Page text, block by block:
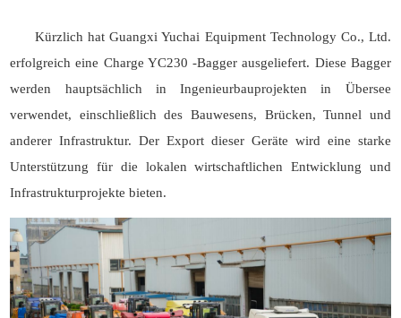
Kürzlich hat Guangxi Yuchai Equipment Technology Co., Ltd.
erfolgreich eine Charge YC230 -Bagger ausgeliefert. Diese Bagger
werden hauptsächlich in Ingenieurbauprojekten in Übersee
verwendet, einschließlich des Bauwesens, Brücken, Tunnel und
anderer Infrastruktur. Der Export dieser Geräte wird eine starke
Unterstützung für die lokalen wirtschaftlichen Entwicklung und
Infrastrukturprojekte bieten.